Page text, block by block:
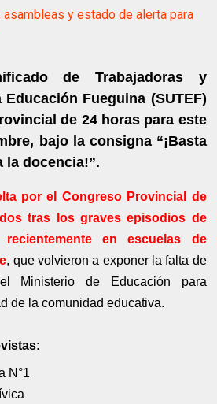
asambleas y estado de alerta para
de Trabajadoras y
Fueguina (SUTEF)
de 24 horas para este
bajo la consigna “¡Basta
la docencia!”.
por el Congreso Provincial de
tras los graves episodios de
en escuelas de
, que volvieron a exponer la falta de
Ministerio de Educación para
de la comunidad educativa.
N°1